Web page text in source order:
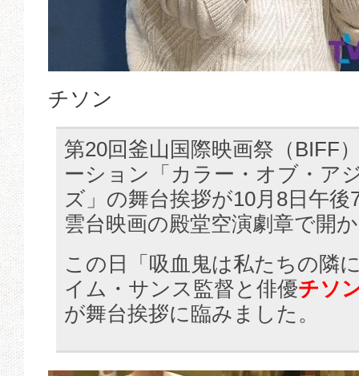
チソン
第20回釜山国際映画祭（BIFF
ーション「カラー・オブ・ア
ズ」の舞台挨拶が10月8日午後
雲台映画の殿堂空演劇章で開
この日「吸血鬼は私たちの隣
イム・サンス監督と俳優チソ
が舞台挨拶に臨みました。